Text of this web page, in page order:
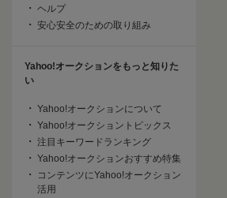
ヘルプ
安心安全のための取り組み
Yahoo!オークションをもっと知りた
い
Yahoo!オークションについて
Yahoo!オークショントピックス
注目キーワードランキング
Yahoo!オークションおすすめ特集
コンテンツにYahoo!オークション
活用